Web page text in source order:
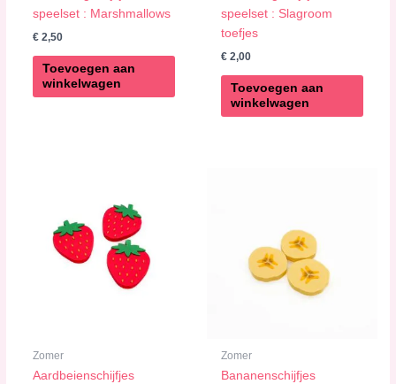
speelset : Marshmallows
€ 2,50
Toevoegen aan
winkelwagen
speelset : Slagroom
toefjes
€ 2,00
Toevoegen aan
winkelwagen
Zomer
Aardbeienschijfjes
Zomer
Bananenschijfjes